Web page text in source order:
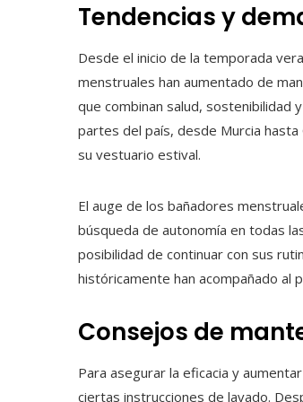
Tendencias y
Desde el inicio de la temporada
menstruales han aumentado de
que combinan salud, sostenibilidad
partes del país, desde Murcia
su vestuario estival.
El auge de los bañadores
búsqueda de autonomía en todas
posibilidad de continuar con sus
históricamente han acompañado al
Consejos de
Para asegurar la eficacia y
ciertas instrucciones de lavado.